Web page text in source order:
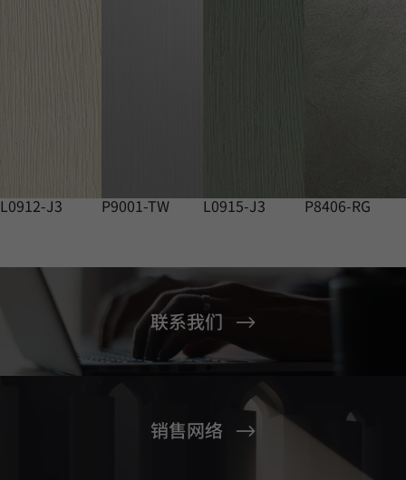
L0912-J3 P9001-TW L0915-J3 P8406-RG
联系我们
销售网络